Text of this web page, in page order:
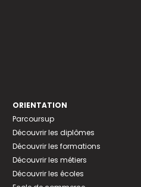
ORIENTATION
Parcoursup
Découvrir les diplômes
Découvrir les formations
Découvrir les métiers
Découvrir les écoles